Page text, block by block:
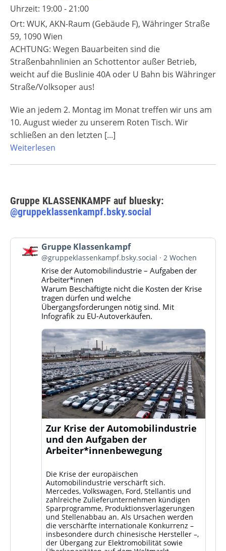
Uhrzeit: 19:00 - 21:00
Ort: WUK, AKN-Raum (Gebäude F), Währinger Straße
59, 1090 Wien
ACHTUNG: Wegen Bauarbeiten sind die
Straßenbahnlinien an Schottentor außer Betrieb,
weicht auf die Buslinie 40A oder U Bahn bis Währinger
Straße/Volksoper aus!
Wie an jedem 2. Montag im Monat treffen wir uns am
10. August wieder zu unserem Roten Tisch. Wir
schließen an den letzten [...]
Weiterlesen
Gruppe KLASSENKAMPF auf bluesky:
@gruppeklassenkampf.bsky.social
Beitrag
von
Gruppe
Klassenkampf
Bluesky
ansehen
Gruppe Klassenkampf
@gruppeklassenkampf.bsky.social 2 Wochen
Krise der Automobilindustrie – Aufgaben der
Arbeiter*innen
Warum Beschäftigte nicht die Kosten der Krise
tragen dürfen und welche
Übergangsforderungen nötig sind. Mit
Infografik zu EU-Autoverkäufen.
Zur Krise der Automobilindustrie
und den Aufgaben der
Arbeiter*innenbewegung
Die Krise der europäischen
Automobilindustrie verschärft sich.
Mercedes, Volkswagen, Ford, Stellantis und
zahlreiche Zulieferunternehmen kündigen
Sparprogramme, Produktionsverlagerungen
und Stellenabbau an. Als Ursachen werden
die verschärfte internationale Konkurrenz –
insbesondere durch chinesische Hersteller –,
der Übergang zur Elektromobilität sowie